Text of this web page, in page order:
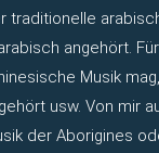
traditionelle
angehört.
Musik
usw. Von mir
der Aborigines